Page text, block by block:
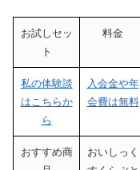
お試しセッ
ト
料金
私の体験談
はこちらか
ら
入会金や年
会費は無料
おすすめ商
おいしっく